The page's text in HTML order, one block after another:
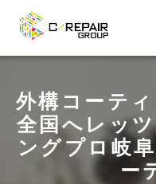
外構コーテ
全国へレッ
ングプロ岐
ー